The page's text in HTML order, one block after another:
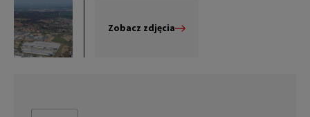
Zobacz zdjęcia